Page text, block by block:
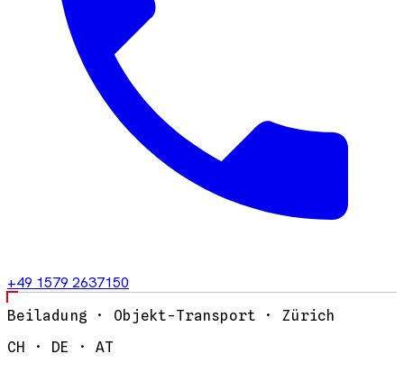
+49 1579 2637150
Beiladung · Objekt-Transport · Zürich
CH · DE · AT